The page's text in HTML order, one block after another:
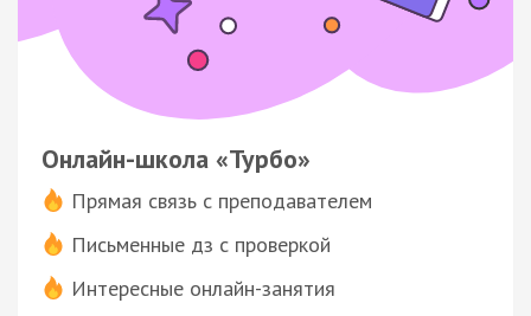
Онлайн-школа «Турбо»
Прямая связь с преподавателем
Письменные дз с проверкой
Интересные онлайн-занятия